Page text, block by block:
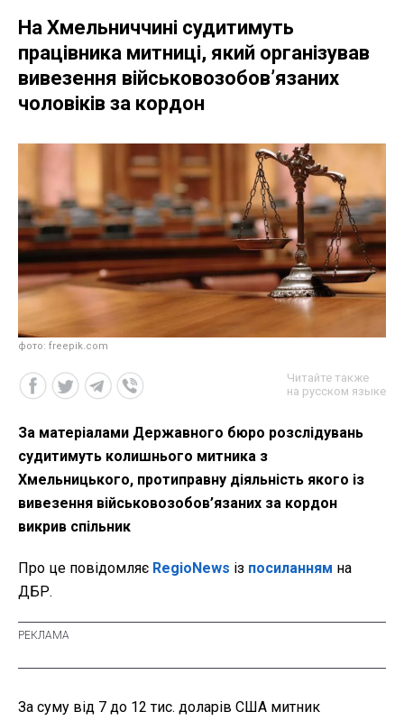
На Хмельниччині судитимуть
працівника митниці, який організував
вивезення військовозобов’язаних
чоловіків за кордон
фото: freepik.com
Читайте также
на русском языке
За матеріалами Державного бюро розслідувань
судитимуть колишнього митника з
Хмельницького, протиправну діяльність якого із
вивезення військовозобов’язаних за кордон
викрив спільник
Про це повідомляє RegioNews із посиланням на
ДБР.
За суму від 7 до 12 тис. доларів США митник